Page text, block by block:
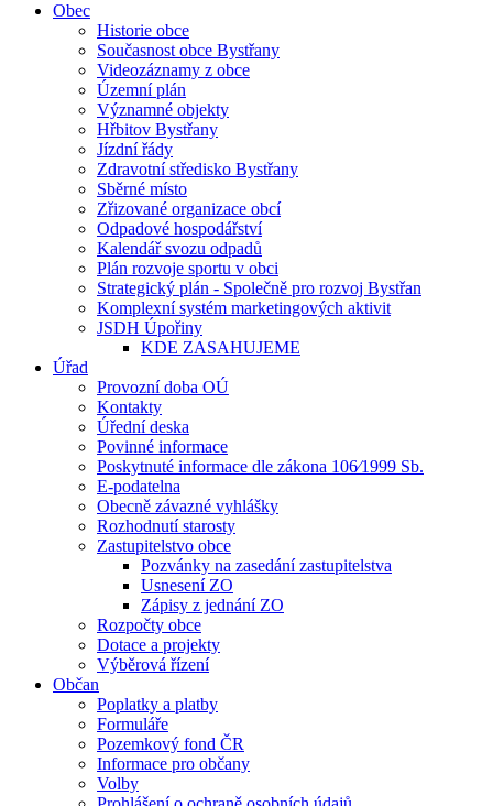
Obec
Historie obce
Současnost obce Bystřany
Videozáznamy z obce
Územní plán
Významné objekty
Hřbitov Bystřany
Jízdní řády
Zdravotní středisko Bystřany
Sběrné místo
Zřizované organizace obcí
Odpadové hospodářství
Kalendář svozu odpadů
Plán rozvoje sportu v obci
Strategický plán - Společně pro rozvoj Bystřan
Komplexní systém marketingových aktivit
JSDH Úpořiny
KDE ZASAHUJEME
Úřad
Provozní doba OÚ
Kontakty
Úřední deska
Povinné informace
Poskytnuté informace dle zákona 106⁄1999 Sb.
E-podatelna
Obecně závazné vyhlášky
Rozhodnutí starosty
Zastupitelstvo obce
Pozvánky na zasedání zastupitelstva
Usnesení ZO
Zápisy z jednání ZO
Rozpočty obce
Dotace a projekty
Výběrová řízení
Občan
Poplatky a platby
Formuláře
Pozemkový fond ČR
Informace pro občany
Volby